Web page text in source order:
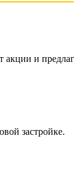
акции и
застройке.